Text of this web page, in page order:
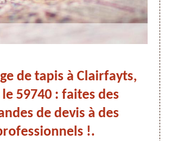
de tapis à Clairfayts,
59740 : faites des
de devis à des
!.